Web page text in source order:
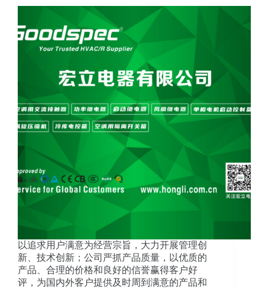
以追求用户满意为经营宗旨，大力开展管理创
新、技术创新；公司严抓产品质量，以优质的
产品、合理的价格和良好的信誉赢得客户好
评，为国内外客户提供及时周到满意的产品和